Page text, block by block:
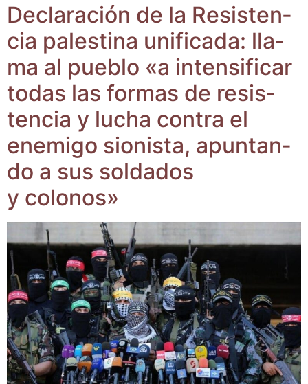
Decla­ra­ción de la Resis­ten­
cia pales­ti­na uni­fi­ca­da: lla­
ma al pue­blo «a inten­si­fi­car
todas las for­mas de resis­
ten­cia y lucha con­tra el
enemi­go sio­nis­ta, apun­tan­
do a sus sol­da­dos
y colonos»